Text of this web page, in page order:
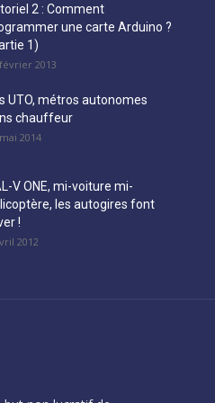
2 : Comment
une carte Arduino ?
1)
2013
UTO, métros autonomes
chauffeur
2014
V ONE, mi-voiture mi-
les autogires font
!
2012